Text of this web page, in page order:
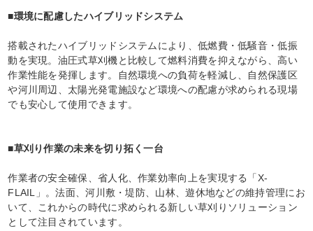
■環境に配慮したハイブリッドシステム
搭載されたハイブリッドシステムにより、低燃費・低騒音・低振
動を実現。油圧式草刈機と比較して燃料消費を抑えながら、高い
作業性能を発揮します。自然環境への負荷を軽減し、自然保護区
や河川周辺、太陽光発電施設など環境への配慮が求められる現場
でも安心して使用できます。
■草刈り作業の未来を切り拓く一台
作業者の安全確保、省人化、作業効率向上を実現する「X-
FLAIL」。法面、河川敷・堤防、山林、遊休地などの維持管理にお
いて、これからの時代に求められる新しい草刈りソリューション
として注目されています。